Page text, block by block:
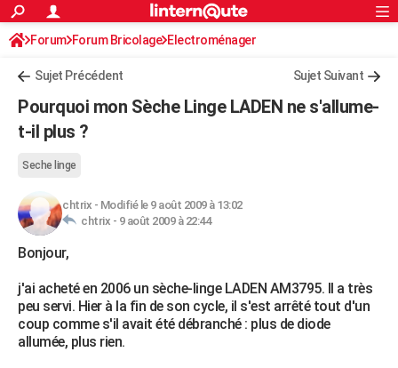
ACTUALITÉS
Politique
Société
Faits Divers
Education
Monde
Villes
+
Programme TV
TNTStreaming
Cinéma
Sorties cinéma
Musique
+FINANCE
Retraite
Impôts
Epargne
Immobilier
Risques naturels par ville
Banque
Assurance
Crédit
AUTO
Essais
Réserver un essai
Citadines
Berlines
SUV
Forum auto
HIGH-TECH
Mobiles
Meilleur smartphone
Internet
Ordinateurs
Jeux vidéo
Guide high-tech
BRICOLAGE
Guides de France
Escapades
Patrimoine
Expositions
Musées
Week-end nature
+LIFESTYLE
Art de vivre
Bien-être
Loisirs
Mode
Modes de vie
SANTE
S'inscrire
Connexion
Forum Forum Bricolage Electroménager
Sujet Précédent Sujet Suivant
Pourquoi mon Sèche Linge LADEN ne s'allume-
t-il plus ?
Seche linge
chtrix - Modifié le 9 août 2009 à 13:02
chtrix - 9 août 2009 à 22:44
Bonjour,
j'ai acheté en 2006 un sèche-linge LADEN AM3795. Il a très
peu servi. Hier à la fin de son cycle, il s'est arrêté tout d'un
coup comme s'il avait été débranché : plus de diode
allumée, plus rien.